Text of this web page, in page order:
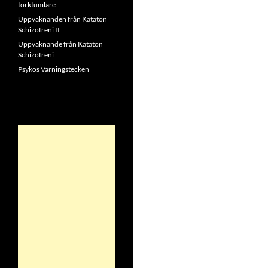
torktumlare
Uppvaknanden från Kataton
Schizofreni II
Uppvaknande från Kataton
Schizofreni
Psykos Varningstecken